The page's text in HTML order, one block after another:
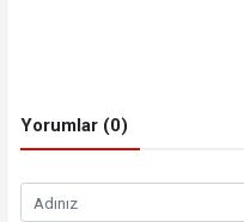
Yorumlar (0)